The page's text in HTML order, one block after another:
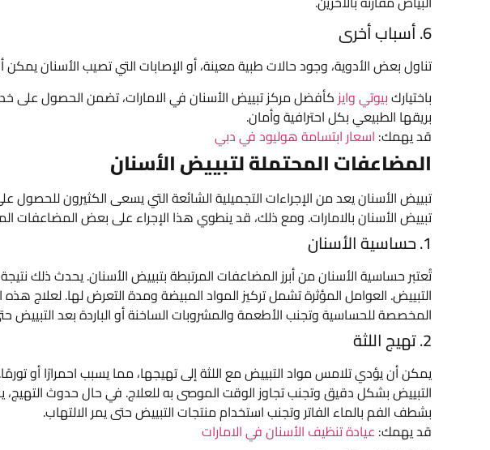
6. أسباب أخرى
تناول بعض الأدوية، وجود حالات طبية معينة، أو الإصابات التي تصيب الأسنان
باختياركبيوتي وايز كأفضل مركز تبييض الأسنان في الامارات، تضمن الحصول على
بريقها الطبيعي بكل احترافية وأمان.
قد يهمك: اسعار ابتسامة هوليود في دبي
المضاعفات المحتملة لتبييض الأسنان
تبييض الأسنان يعد من الإجراءات التجميلية الشائعة التي يسعى الكثيرون للحصول
تبييض الأسنان بالامارات. ومع ذلك، قد ينطوي هذا الإجراء على بعض المضاعفات
1. حساسية الأسنان
تُعتبر حساسية الأسنان من أبرز المضاعفات المرتبطة بتبييض الأسنان. يحدث ذلك
التبييض. العوامل المؤثرة تشمل تركيز المواد المبيضة ومدة التعرض لها. لعلاج
المخصصة للحساسية وتجنب الأطعمة والمشروبات الساخنة أو الباردة بعد التبييض
2. تهيج اللثة
يمكن أن يؤدي تلامس مواد التبييض مع اللثة إلى تهيجها، مما يسبب احمرارًا أو
التبييض بشكل دقيق وتجنب تجاوز الوقت الموصى به للعلاج. في حال حدوث التهيج،
بشطف الفم بالماء الفاتر وتجنب استخدام منتجات التبييض حتى يمر الالتهاب.
قد يهمك: عيادة تنظيف الأسنان في الامارات